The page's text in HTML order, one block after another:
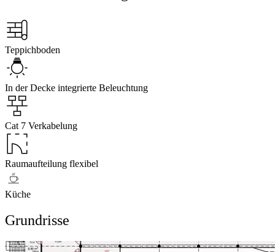
Teppichboden
In der Decke integrierte Beleuchtung
Cat 7 Verkabelung
Raumaufteilung flexibel
Küche
Grundrisse